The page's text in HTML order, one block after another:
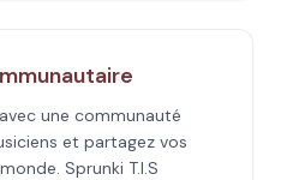
une communauté
et partagez vos
Sprunki T.I.S